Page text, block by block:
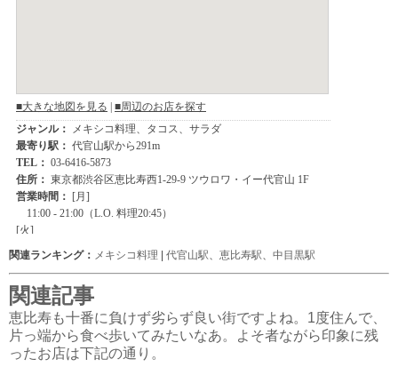
関連ランキング： メキシコ料理 | 代官山駅 恵比寿駅 中目黒駅
関連記事
恵比寿も十番に負けず劣らず良い街ですよね。1度住んで、
片っ端から食べ歩いてみたいなあ。よそ者ながら印象に残
ったお店は下記の通り。